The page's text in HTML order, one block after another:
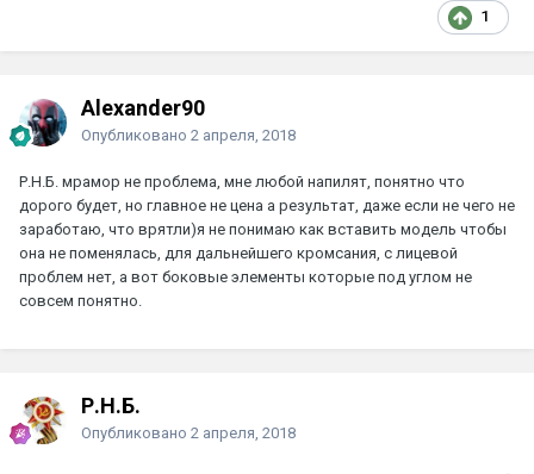
1
Alexander90
Опубликовано 2 апреля, 2018
Р.Н.Б. мрамор не проблема, мне любой напилят, понятно что
дорого будет, но главное не цена а результат, даже если не чего не
заработаю, что врятли)я не понимаю как вставить модель чтобы
она не поменялась, для дальнейшего кромсания, с лицевой
проблем нет, а вот боковые элементы которые под углом не
совсем понятно.
Р.Н.Б.
Опубликовано 2 апреля, 2018